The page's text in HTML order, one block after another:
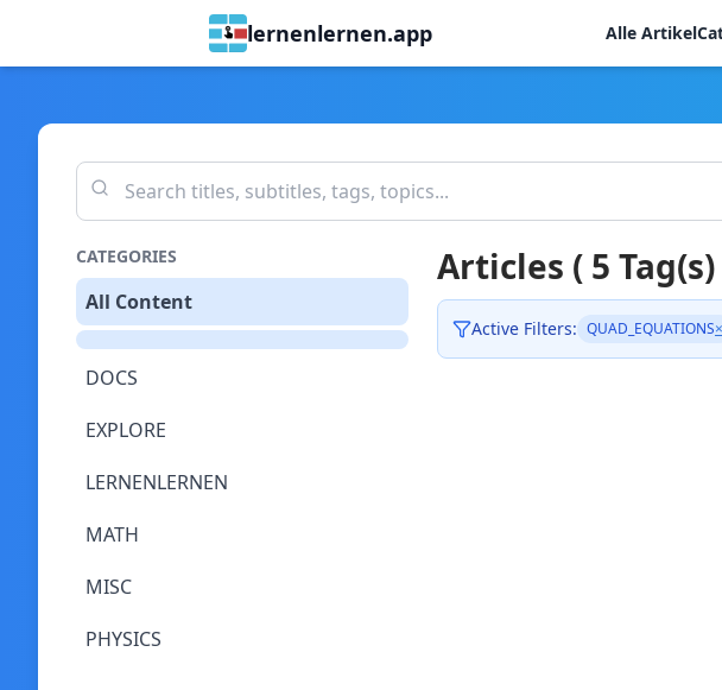
lernenlernen.app Alle Artikel
CATEGORIES
All Content
DOCS
EXPLORE
LERNENLERNEN
MATH
MISC
PHYSICS
Articles ( 5 Tag(s)
Active Filters: QUAD_EQUATIONS×